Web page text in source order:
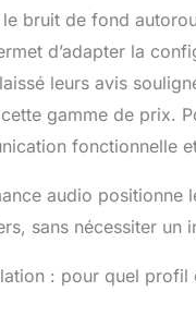
bruit de fond
d’adapter la
leurs avis
gamme de prix.
fonctionnelle
audio
sans nécessiter un
: pour quel profil